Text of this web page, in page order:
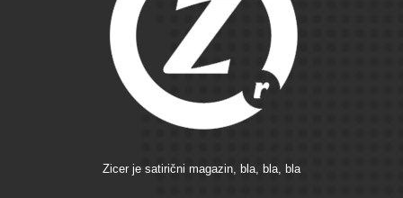
Zicer je satirični magazin, bla, bla, bla